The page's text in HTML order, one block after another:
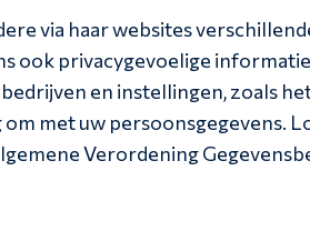
via haar websites
ook privacygevoelige
en instellingen, zoals
met uw persoonsgegevens.
Verordening